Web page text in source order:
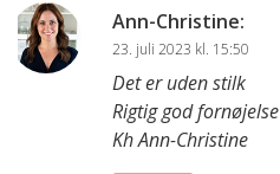
Ann-Christine:
23. juli 2023 kl. 15:50
Det er uden stilk
Rigtig god fornøjelse
Kh Ann-Christine